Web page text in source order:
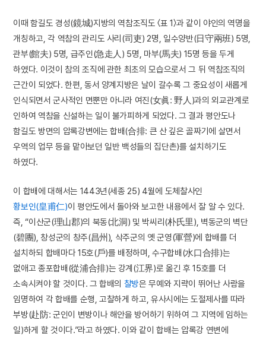
이때 함길도 경성(鏡城)지방의 역참조직도 〈표 1〉과 같이 야인의 역명을
개칭하고, 각 역참의 관리도 사리(司吏) 2명, 일수양반(日守兩班) 5명,
관부(館夫) 5명, 급주인(急走人) 5명, 마부(馬夫) 15명 등을 두게
하였다. 이것이 참의 조직에 관한 최초의 모습으로서 그 뒤 역참조직의
근간이 되었다. 한편, 동서 양계지방은 날이 갈수록 그 중요성이 새롭게
인식되면서 군사적인 면뿐만 아니라 여진(女眞: 野人)과의 외교관계로
인하여 역참을 신설하는 일이 불가피하게 되었다. 그 결과 평안도나
함길도 방면의 압록강변에는 합배(合排: 큰 산 깊은 골짜기에 살면서
우역의 업무 등을 맡아보던 일반 백성들의 집단촌)를 설치하기도
하였다.
이 합배에 대해서는 1443년(세종 25) 4월에 도체찰사인
황보인(皇甫仁)이 평안도에서 돌아와 보고한 내용에서 잘 알 수 있다.
즉, “이산군(理山郡)의 북동(北洞) 및 박씨리(朴氏里), 벽동군의 벽단
(碧團), 창성군의 창주(昌州), 삭주군의 옛 군영(軍營)에 합배를 더
설치하되 합배마다 15호(戶)를 배정하며, 수구합배(水口合排)는
없애고 종포합배(從浦合排)는 강계(江界)로 옮긴 후 15호를 더
소속시켜야 할 것이다. 그 합배의 찰방은 무예와 지략이 뛰어난 사람을
임명하여 각 합배를 순행, 고찰하게 하고, 유사시에는 도절제사를 따라
부방(赴防: 군인이 변방이나 해안을 방어하기 위하여 그 지역에 임하는
일)하게 할 것이다.”라고 하였다. 이와 같이 합배는 압록강 연변에